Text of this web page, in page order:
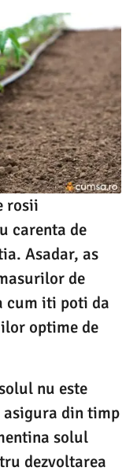
rosii
carenta de
Asadar, as
de
cum iti poti da
optime de
nu este
din timp
solul
dezvoltarea